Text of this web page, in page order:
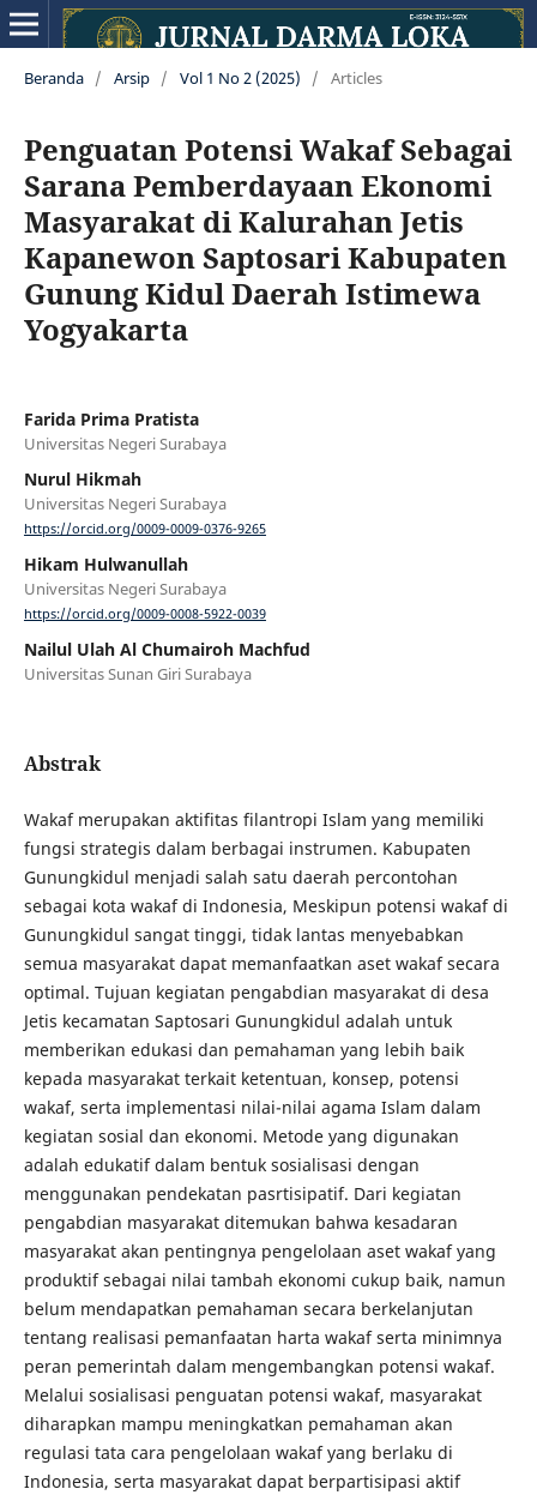
Beranda / Arsip / Vol 1 No 2 (2025) / Articles
Penguatan Potensi Wakaf Sebagai
Sarana Pemberdayaan Ekonomi
Masyarakat di Kalurahan Jetis
Kapanewon Saptosari Kabupaten
Gunung Kidul Daerah Istimewa
Yogyakarta
Farida Prima Pratista
Universitas Negeri Surabaya
Nurul Hikmah
Universitas Negeri Surabaya
https://orcid.org/0009-0009-0376-9265
Hikam Hulwanullah
Universitas Negeri Surabaya
https://orcid.org/0009-0008-5922-0039
Nailul Ulah Al Chumairoh Machfud
Universitas Sunan Giri Surabaya
Abstrak
Wakaf merupakan aktifitas filantropi Islam yang memiliki
fungsi strategis dalam berbagai instrumen. Kabupaten
Gunungkidul menjadi salah satu daerah percontohan
sebagai kota wakaf di Indonesia, Meskipun potensi wakaf di
Gunungkidul sangat tinggi, tidak lantas menyebabkan
semua masyarakat dapat memanfaatkan aset wakaf secara
optimal. Tujuan kegiatan pengabdian masyarakat di desa
Jetis kecamatan Saptosari Gunungkidul adalah untuk
memberikan edukasi dan pemahaman yang lebih baik
kepada masyarakat terkait ketentuan, konsep, potensi
wakaf, serta implementasi nilai-nilai agama Islam dalam
kegiatan sosial dan ekonomi. Metode yang digunakan
adalah edukatif dalam bentuk sosialisasi dengan
menggunakan pendekatan pasrtisipatif. Dari kegiatan
pengabdian masyarakat ditemukan bahwa kesadaran
masyarakat akan pentingnya pengelolaan aset wakaf yang
produktif sebagai nilai tambah ekonomi cukup baik, namun
belum mendapatkan pemahaman secara berkelanjutan
tentang realisasi pemanfaatan harta wakaf serta minimnya
peran pemerintah dalam mengembangkan potensi wakaf.
Melalui sosialisasi penguatan potensi wakaf, masyarakat
diharapkan mampu meningkatkan pemahaman akan
regulasi tata cara pengelolaan wakaf yang berlaku di
Indonesia, serta masyarakat dapat berpartisipasi aktif